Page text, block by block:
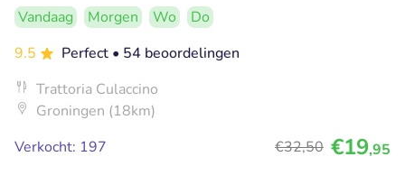
Vandaag Morgen Wo
Do
9.5
Perfect • 54 beoordelingen
Trattoria Culaccino
Groningen (18km)
Verkocht: 197
€32,50 €19,95